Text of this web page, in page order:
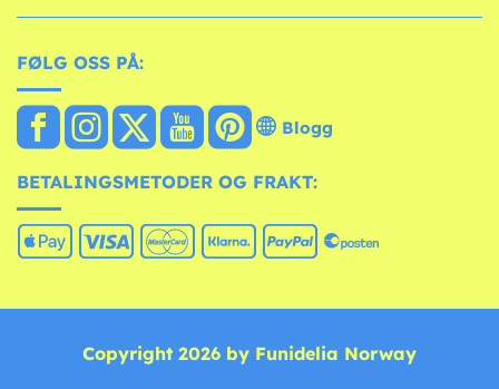
FØLG OSS PÅ:
Blogg
BETALINGSMETODER OG FRAKT:
Copyright 2026 by Funidelia Norway